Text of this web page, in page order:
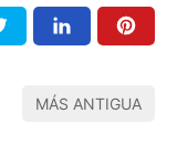
MÁS ANTIGUA